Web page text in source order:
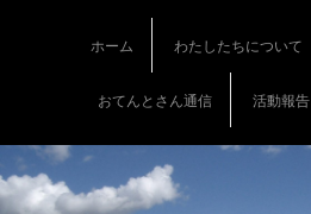
o
n
ホーム わたしたちについて
おてんとさん通信 活動報告